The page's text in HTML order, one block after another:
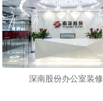
深南股份办公室装修